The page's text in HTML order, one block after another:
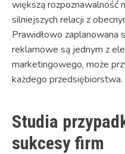
większą rozpoznawalność
silniejszych relacji z
Prawidłowo zaplanowana
reklamowe są jednym z
marketingowego, może
każdego przedsiębiorstwa.
Studia
sukcesy firm